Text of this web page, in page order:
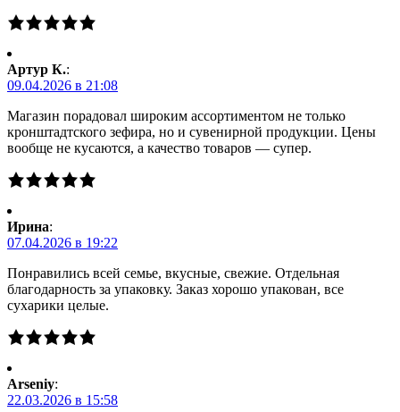
Артур К.:
09.04.2026 в 21:08
Магазин порадовал широким ассортиментом не только
кронштадтского зефира, но и сувенирной продукции. Цены
вообще не кусаются, а качество товаров — супер.
Ирина:
07.04.2026 в 19:22
Понравились всей семье, вкусные, свежие. Отдельная
благодарность за упаковку. Заказ хорошо упакован, все
сухарики целые.
Arseniy:
22.03.2026 в 15:58